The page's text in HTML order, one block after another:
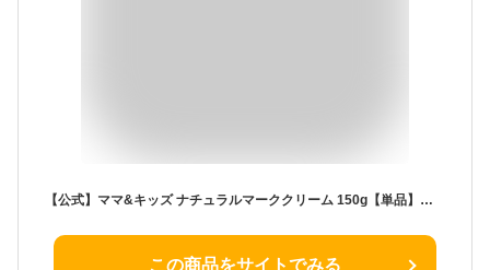
【公式】ママ&キッズ ナチュラルマーククリーム 150g【単品】【2本セット】 [妊娠線予防クリーム 妊娠線クリーム ボディクリーム マタニティ マタニティボディケア 低刺激 無香料 敏感肌 高保湿 Mama & Kids ママキッズ ママアンドキッズ］
この商品をサイトでみる